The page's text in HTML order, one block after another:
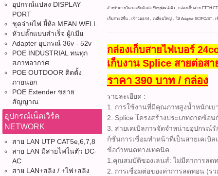
อุปกรณ์แปลง DISPLAY
PORT
ชุดจ่ายไฟ ยี้ห้อ MEAN WELL
หัวปลั๊กแบบสำเร็จ ผู้/เมีย
Adapter อุปกรณ์ 36v - 52v
POE INDUSTRIAL ทนทุก
สภาพอากาศ
POE OUTDOOR ติดตั้ง
ภายนอก
POE Extender ขยาย
สัญญาณ
อุปกรณ์เน็ตเวิร์ค
NETWORK
สาย LAN UTP CAT5e,6,7,8
สาย LAN มีสายไฟในตัว DC-
AC
สาย LAN+สลิง / +ไฟ+สลิง
สำหรับภายใน รองรับตัวต่อ Simplex 4 ตัว , กล่องเก็บสาย FTTH
เก็บสาย2ชั้น , เข้า1ออก4 , เหลี่ยมใหญ่ , ใส่ Adapter SC/FC/ST , เ
กล่องเก็บสายไฟเบอร์
เก็บงาน Splice สายต่อส
ราคา 390 บาท / กล่อง
รายละเอียด :
1. การใช้งานที่มีคุณภาพสูงน้ำหนักเ
2. Splice โครงสร้างประเภทถาดซ้อ
3. สายเคเบิลการจัดจำหน่ายอุปกรณ์
ก์ชั่นการเชื่อมทำหน้าที่เป็นสายเคเบิล
ข้อกำหนดทางเทคนิค:
1.คุณสมบัติของเลนส์: ไม่มีค่าการลด
2. การเชื่อมต่อของค่าการลดทอน (ร